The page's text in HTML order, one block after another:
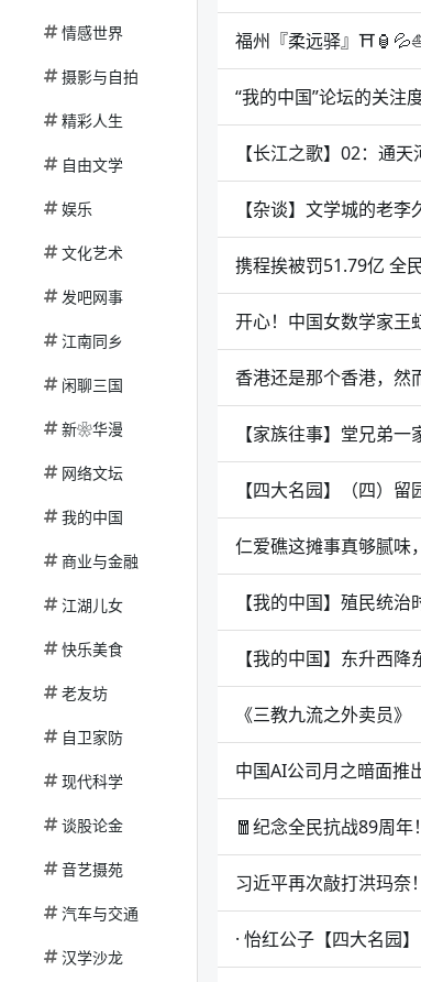
情感世界
摄影与自拍
精彩人生
自由文学
娱乐
文化艺术
发吧网事
江南同乡
闲聊三国
新❀华漫
网络文坛
我的中国
商业与金融
江湖儿女
快乐美食
老友坊
自卫家防
现代科学
谈股论金
音艺摄苑
汽车与交通
汉学沙龙
福州『柔远驿』
“我的中国”论坛的关注
【长江之歌】02：通天
【杂谈】文学城的老
携程挨被罚51.79亿 全
开心！中国女数学家王
香港还是那个香港，然
【家族往事】堂兄弟一
【四大名园】（四）
仁爱礁这摊事真够腻味
【我的中国】殖民统治
【我的中国】东升西
《三教九流之外卖员》
中国AI公司月之暗面推
🧧纪念全民抗战89周年
习近平再次敲打洪玛奈！
· 怡红公子【四大名园